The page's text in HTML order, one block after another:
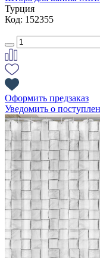
Турция
Код: 152355
Оформить предзаказ
Уведомить о